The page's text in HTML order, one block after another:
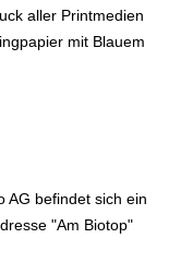
aller Printmedien
mit Blauem
AG befindet sich ein
"Am Biotop"